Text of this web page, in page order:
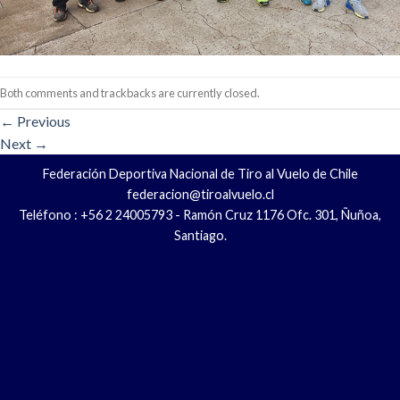
Both comments and trackbacks are currently closed.
← Previous
Next →
Federación Deportiva Nacional de Tiro al Vuelo de Chile
federacion@tiroalvuelo.cl
Teléfono : +56 2 24005793 - Ramón Cruz 1176 Ofc. 301, Ñuñoa,
Santiago.